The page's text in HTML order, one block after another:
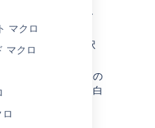
マクロ
マクロ
で、[
>
択します。
から [パネル
] を選択
入力します。空白の
灰色のシンプルな白
す。